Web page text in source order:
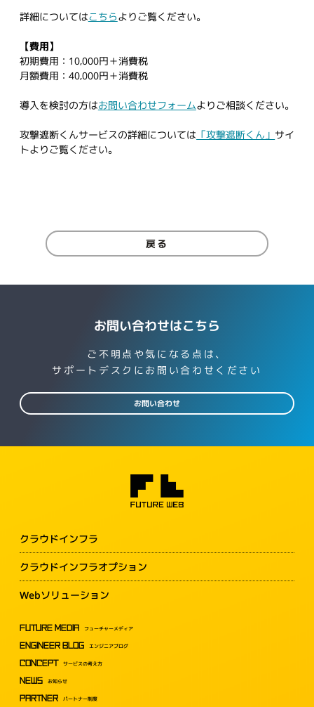
詳細についてはこちらよりご覧ください。
【費用】
初期費用：10,000円＋消費税
月額費用：40,000円＋消費税
導入を検討の方はお問い合わせフォームよりご相談ください。
攻撃遮断くんサービスの詳細については 「攻撃遮断くん」 サイ
トよりご覧ください。
戻る
お問い合わせはこちら
ご不明点や気になる点は、
サポートデスクにお問い合わせください
お問い合わせ
クラウドインフラ
クラウドインフラオプション
Webソリューション
FUTURE MEDIA フューチャーメディア
ENGINEER BLOG エンジニアブログ
CONCEPT サービスの考え方
NEWS お知らせ
PARTNER パートナー制度